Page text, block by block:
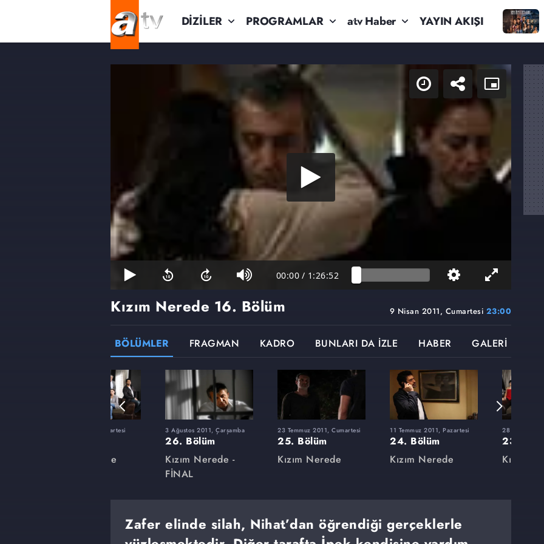
DİZİLER PROGRAMLAR atv Haber YAYIN AKIŞI
00:00 / 1:26:52
9 Nisan 2011, Cumartesi 23:00
Kızım Nerede 16. Bölüm
BÖLÜMLER FRAGMAN KADRO BUNLARI DA İZLE HABER GALERİ
12 Mart 2011, Cumartesi
Kızım Nerede
3 Ağustos 2011, Çarşamba
26. Bölüm
Kızım Nerede -
FİNAL
23 Temmuz 2011, Cumartesi
25. Bölüm
Kızım Nerede
11 Temmuz 2011, Pazartesi
24. Bölüm
Kızım Nerede
28 Mayıs
23. Bölüm
Kızım
Zafer elinde silah, Nihat’dan öğrendiği gerçeklerle